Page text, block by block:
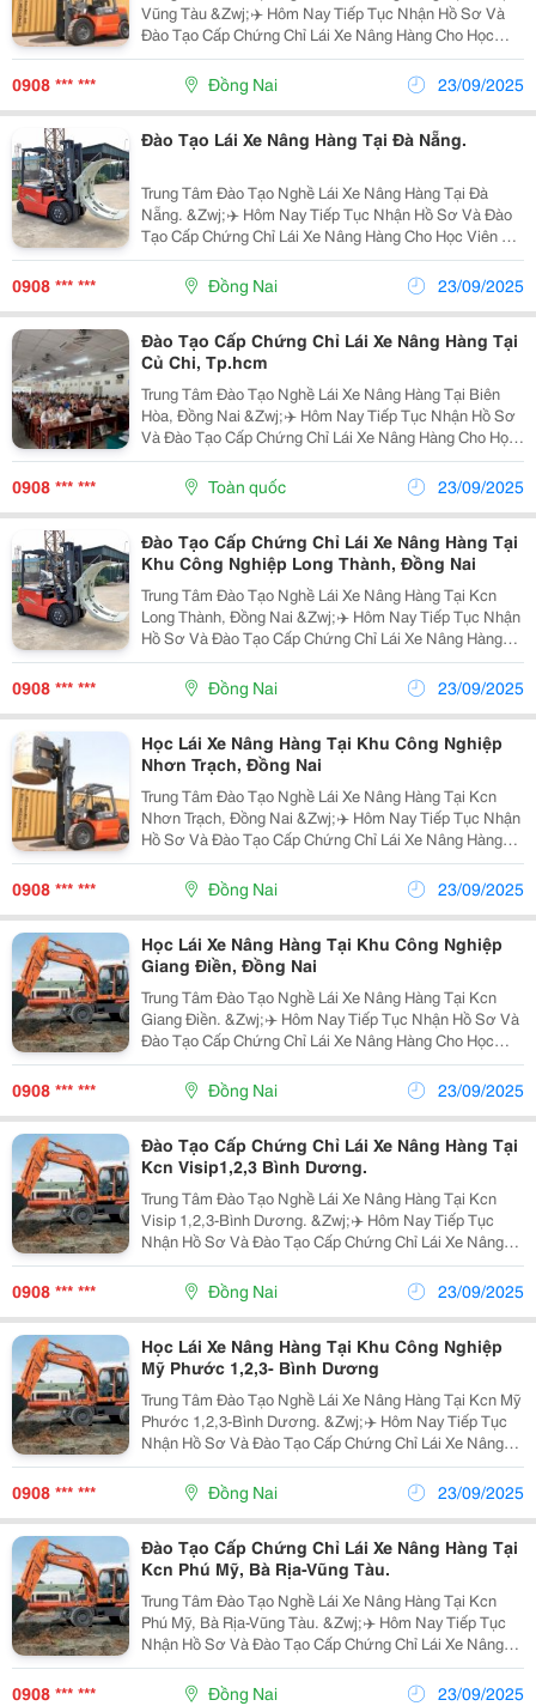
Vũng Tàu &Zwj;✈️ Hôm Nay Tiếp Tục Nhận Hồ Sơ Và
Đào Tạo Cấp Chứng Chỉ Lái Xe Nâng Hàng Cho Học
Viên Tại Chi Nhánh Long Thành-Đồng Nai.❤️ Bạn Trao
Tôi Niềm Tin- Tôi Gửi Bạn 100% Sự Hài Lòng. Với...
0908 *** *** Đồng Nai 23/09/2025
Đào Tạo Lái Xe Nâng Hàng Tại Đà Nẵng.
Trung Tâm Đào Tạo Nghề Lái Xe Nâng Hàng Tại Đà
Nẵng. &Zwj;✈️ Hôm Nay Tiếp Tục Nhận Hồ Sơ Và Đào
Tạo Cấp Chứng Chỉ Lái Xe Nâng Hàng Cho Học Viên Tại
Chi Nhánh Long Thành-Đồng Nai.❤️ Bạn Trao Tôi Niềm
Tin- Tôi Gửi Bạn 100% Sự Hài Lòng. Với Kinh...
0908 *** *** Đồng Nai 23/09/2025
Đào Tạo Cấp Chứng Chỉ Lái Xe Nâng Hàng Tại
Củ Chi, Tp.hcm
Trung Tâm Đào Tạo Nghề Lái Xe Nâng Hàng Tại Biên
Hòa, Đồng Nai &Zwj;✈️ Hôm Nay Tiếp Tục Nhận Hồ Sơ
Và Đào Tạo Cấp Chứng Chỉ Lái Xe Nâng Hàng Cho Học
Viên Tại Chi Nhánh Long Thành-Đồng Nai.❤️ Bạn Trao
Tôi Niềm Tin- Tôi Gửi Bạn 100% Sự Hài Lòng....
0908 *** *** Toàn quốc 23/09/2025
Đào Tạo Cấp Chứng Chỉ Lái Xe Nâng Hàng Tại
Khu Công Nghiệp Long Thành, Đồng Nai
Trung Tâm Đào Tạo Nghề Lái Xe Nâng Hàng Tại Kcn
Long Thành, Đồng Nai &Zwj;✈️ Hôm Nay Tiếp Tục Nhận
Hồ Sơ Và Đào Tạo Cấp Chứng Chỉ Lái Xe Nâng Hàng
Cho Học Viên Tại Chi Nhánh Long Thành-Đồng Nai.❤️
Bạn Trao Tôi Niềm Tin- Tôi Gửi Bạn 100%...
0908 *** *** Đồng Nai 23/09/2025
Học Lái Xe Nâng Hàng Tại Khu Công Nghiệp
Nhơn Trạch, Đồng Nai
Trung Tâm Đào Tạo Nghề Lái Xe Nâng Hàng Tại Kcn
Nhơn Trạch, Đồng Nai &Zwj;✈️ Hôm Nay Tiếp Tục Nhận
Hồ Sơ Và Đào Tạo Cấp Chứng Chỉ Lái Xe Nâng Hàng
Cho Học Viên Tại Chi Nhánh Long Thành-Đồng Nai.❤️
Bạn Trao Tôi Niềm Tin- Tôi Gửi Bạn 100%...
0908 *** *** Đồng Nai 23/09/2025
Học Lái Xe Nâng Hàng Tại Khu Công Nghiệp
Giang Điền, Đồng Nai
Trung Tâm Đào Tạo Nghề Lái Xe Nâng Hàng Tại Kcn
Giang Điền. &Zwj;✈️ Hôm Nay Tiếp Tục Nhận Hồ Sơ Và
Đào Tạo Cấp Chứng Chỉ Lái Xe Nâng Hàng Cho Học
Viên Tại Chi Nhánh Long Thành-Đồng Nai.❤️ Bạn Trao
Tôi Niềm Tin- Tôi Gửi Bạn 100% Sự Hài...
0908 *** *** Đồng Nai 23/09/2025
Đào Tạo Cấp Chứng Chỉ Lái Xe Nâng Hàng Tại
Kcn Visip1,2,3 Bình Dương.
Trung Tâm Đào Tạo Nghề Lái Xe Nâng Hàng Tại Kcn
Visip 1,2,3-Bình Dương. &Zwj;✈️ Hôm Nay Tiếp Tục
Nhận Hồ Sơ Và Đào Tạo Cấp Chứng Chỉ Lái Xe Nâng
Hàng Cho Học Viên Tại Chi Nhánh Long Thành-Đồng
Nai.❤️ Bạn Trao Tôi Niềm Tin- Tôi Gửi Bạn...
0908 *** *** Đồng Nai 23/09/2025
Học Lái Xe Nâng Hàng Tại Khu Công Nghiệp
Mỹ Phước 1,2,3- Bình Dương
Trung Tâm Đào Tạo Nghề Lái Xe Nâng Hàng Tại Kcn Mỹ
Phước 1,2,3-Bình Dương. &Zwj;✈️ Hôm Nay Tiếp Tục
Nhận Hồ Sơ Và Đào Tạo Cấp Chứng Chỉ Lái Xe Nâng
Hàng Cho Học Viên Tại Chi Nhánh Long Thành-Đồng
Nai.❤️ Bạn Trao Tôi Niềm Tin- Tôi Gửi Bạn...
0908 *** *** Đồng Nai 23/09/2025
Đào Tạo Cấp Chứng Chỉ Lái Xe Nâng Hàng Tại
Kcn Phú Mỹ, Bà Rịa-Vũng Tàu.
Trung Tâm Đào Tạo Nghề Lái Xe Nâng Hàng Tại Kcn
Phú Mỹ, Bà Rịa-Vũng Tàu. &Zwj;✈️ Hôm Nay Tiếp Tục
Nhận Hồ Sơ Và Đào Tạo Cấp Chứng Chỉ Lái Xe Nâng
Hàng Cho Học Viên Tại Chi Nhánh Long Thành-Đồng
Nai.❤️ Bạn Trao Tôi Niềm Tin- Tôi Gửi Bạn 100%...
0908 *** *** Đồng Nai 23/09/2025